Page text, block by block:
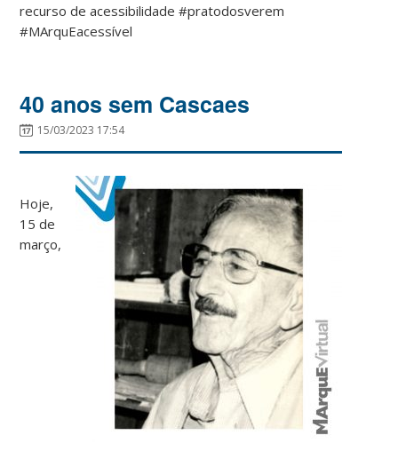
recurso de acessibilidade #pratodosverem
#MArquEacessível
40 anos sem Cascaes
15/03/2023 17:54
Hoje,
15 de
março,